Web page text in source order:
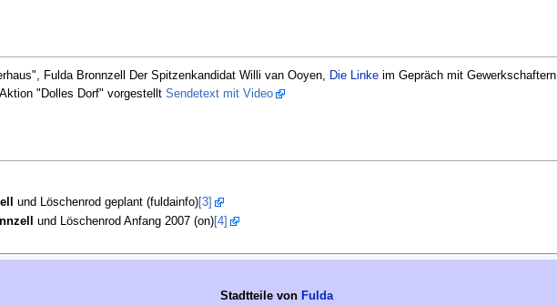
Fulda Bronnzell Der Spitzenkandidat Willi van Ooyen, Die Linkeim Gepräch mit Gewerkschaftern
"Dolles Dorf" vorgestellt Sendetext mit Video
und Löschenrod geplant (fuldainfo)[3]
und Löschenrod Anfang 2007 (on)[4]
Stadtteile von Fulda